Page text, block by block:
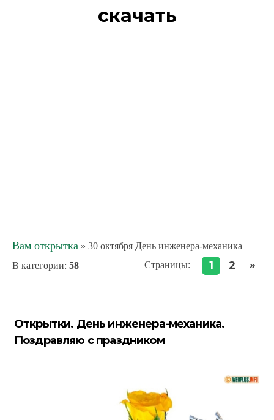
скачать
Вам открытка » 30 октября День инженера-механика
В категории: 58 Страницы: 1 2 »
Открытки. День инженера-механика.
Поздравляю с праздником